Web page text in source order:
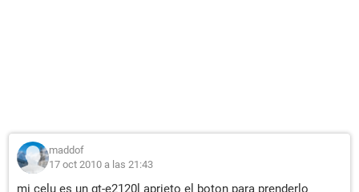
maddof
17 oct 2010 a las 21:43
mi celu es un gt-e2120l aprieto el boton para prenderlo